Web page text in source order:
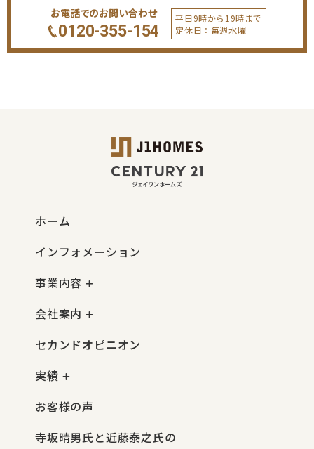
お電話でのお問い合わせ
0120-355-154
平日9時から19時まで
定休日：毎週水曜
ホーム
インフォメーション
事業内容
会社案内
セカンドオピニオン
実績
お客様の声
寺坂晴男氏と近藤泰之氏の